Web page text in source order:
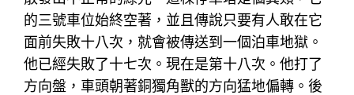
的三號車位始終空著，並且傳說只要有人敢在它
面前失敗十八次，就會被傳送到一個泊車地獄。
他已經失敗了十七次。現在是第十八次。他打了
方向盤，車頭朝著銅獨角獸的方向猛地偏轉。後